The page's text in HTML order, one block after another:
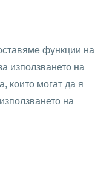
функции на
използването на
които могат да я
на